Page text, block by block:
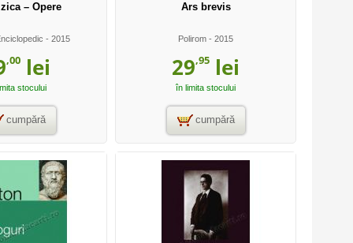
– Opere
- 2015
,00 lei
stocului
cumpără
Ars brevis
Polirom - 2015
29,95 lei
în limita stocului
cumpără